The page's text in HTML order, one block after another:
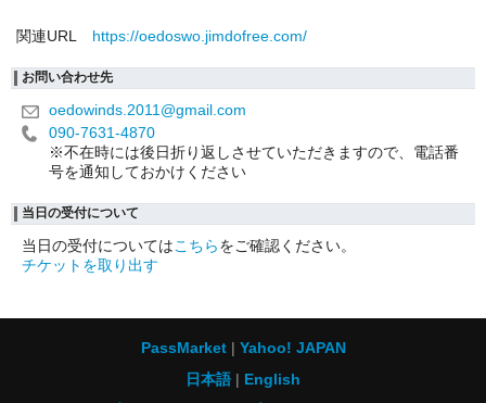
関連URL https://oedoswo.jimdofree.com/
お問い合わせ先
oedowinds.2011@gmail.com
090-7631-4870
※不在時には後日折り返しさせていただきますので、電話番
号を通知しておかけください
当日の受付について
当日の受付についてはこちらをご確認ください。
チケットを取り出す
PassMarket
Yahoo! JAPAN
日本語
English